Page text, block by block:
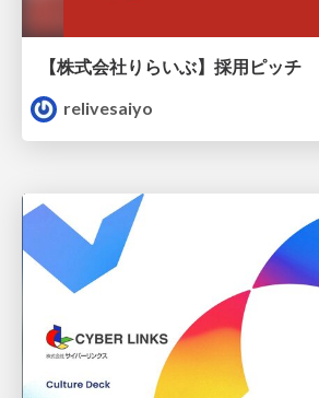
【株式会社りらいぶ】採用ピッチ
relivesaiyo